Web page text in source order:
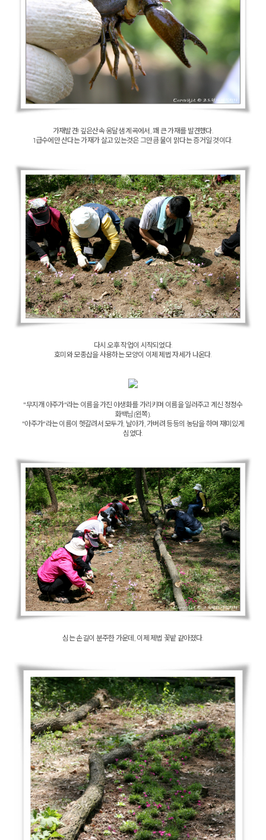
가재발견! 깊은산속 옹달샘 계곡에서, 꽤 큰 가재를 발견했다.
1급수에만 산다는 가재가 살고 있는것은 그만큼 물이 맑다는 증거일 것이다.
다시 오후 작업이 시작되었다.
호미와 모종삽을 사용하는 모양이 이제 제법 자세가 나온다.
"무지개 아주가"라는 이름을 가진 야생화를 가리키며 이름을 일러주고 계신 정정수
화백님(왼쪽).
"아주가"라는 이름이 헷갈려서 모두가, 날아가, 가버려 등등의 농담을 하며 재미있게
심었다.
심는 손길이 분주한 가운데, 이제 제법 꽃밭 같아졌다.